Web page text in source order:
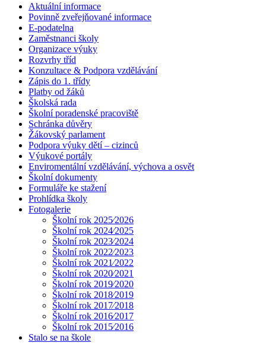
Aktuální informace
Povinně zveřejňované informace
E-podatelna
Zaměstnanci školy
Organizace výuky
Rozvrhy tříd
Konzultace & Podpora vzdělávání
Zápis do 1. třídy
Platby od žáků
Školská rada
Školní poradenské pracoviště
Schránka důvěry
Žákovský parlament
Podpora výuky dětí – cizinců
Výukové portály
Enviromentální vzdělávání, výchova a osvět
Školní dokumenty
Formuláře ke stažení
Prohlídka školy
Fotogalerie
Školní rok 2025⁄2026
Školní rok 2024⁄2025
Školní rok 2023⁄2024
Školní rok 2022⁄2023
Školní rok 2021⁄2022
Školní rok 2020⁄2021
Školní rok 2019⁄2020
Školní rok 2018⁄2019
Školní rok 2017⁄2018
Školní rok 2016⁄2017
Školní rok 2015⁄2016
Stalo se na škole